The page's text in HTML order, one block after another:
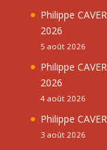
Philippe
2026
5 août 2026
Philippe
2026
4 août 2026
Philippe
3 août 2026